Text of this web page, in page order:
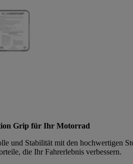
Grip für Ihr Motorrad
und Stabilität mit den hochwertigen
die Ihr Fahrerlebnis verbessern.